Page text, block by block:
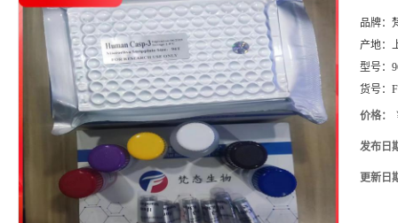
品牌：
产地：
型号：
货号：
价格：
发布日
更新日